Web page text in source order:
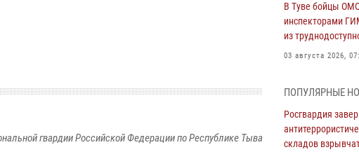
гвардии Российской Федерации по Республике Тыва
В Туве бойцы
инспекторами
из
03 августа 2026,
детей в детских
31 июля 2026, 03:49
Сотрудники
ПОПУЛЯРНЫЕ
Росгвардия
складов